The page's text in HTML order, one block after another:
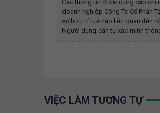
Các thông tin được cung cấp chỉ
doanh nghiệp Công Ty Cổ Phần
sở hữu trí tuệ nào liên quan đến
Người dùng cần tự xác minh
VIỆC LÀM TƯƠNG TỰ